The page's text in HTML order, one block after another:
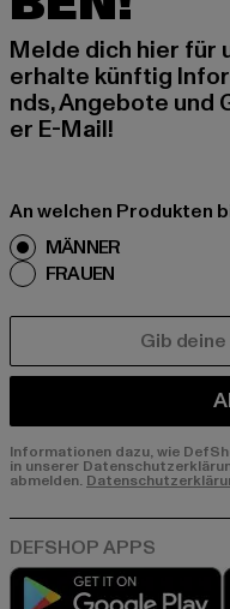
Melde dich hier für
erhalte künftig
nds, Angebote und
er E-Mail!
An welchen Produkten
MÄNNER
FRAUEN
Informationen dazu, wie
in unserer
abmelden.